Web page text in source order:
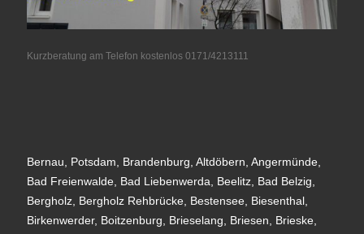
Kurzberatung am Telefon kostenlos 0171/4213111
Bernau, Potsdam, Brandenburg, Altdöbern, Angermünde,
Bad Freienwalde, Bad Liebenwerda, Beelitz, Bad Belzig,
Bergholz, Bergholz Rehbrücke, Bestensee, Biesenthal,
Birkenwerder, Boitzenburg, Brieselang, Briesen, Brieske,